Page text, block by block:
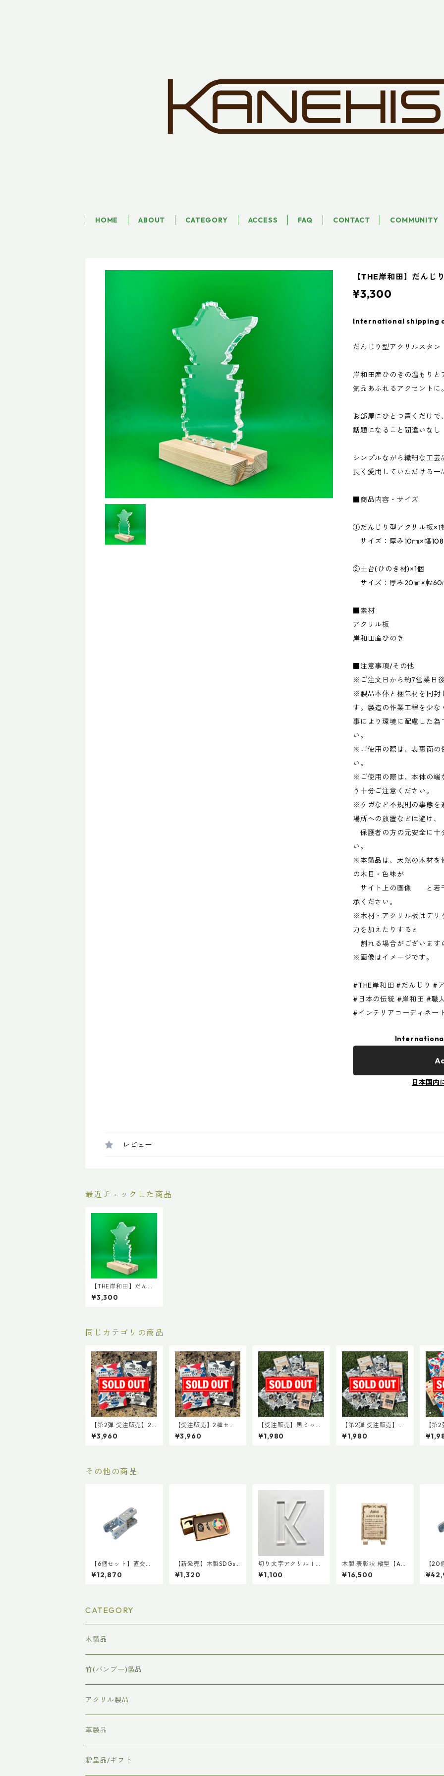
HOME ABOUT CATEGORY ACCESS FAQ CONTACT COMMUNITY
【THE岸和田】だんじ
¥3,300
International shipping
だんじり型アクリルスタン
岸和田産ひのきの温もりと
気品あふれるアクセントに
お部屋にひとつ置くだけで
話題になること間違いなし
シンプルながら繊細な工芸
長く愛用していただける一
■商品内容・サイズ
①だんじり型アクリル板×1
サイズ：厚み10㎜×幅
②土台(ひのき材)×1個
サイズ：厚み20㎜×幅60
■素材
アクリル板
岸和田産ひのき
■注意事項/その他
※ご注文日から約7営業日
※製品本体と梱包材を同封
す。製造の作業工程を少
事により環境に配慮した
い。
※ご使用の際は、表裏面の
い。
※ご使用の際は、本体の端
う十分ご注意ください。
※ケガなど不規則の事態を
場所への放置などは避け、
保護者の方の元安全に十
い。
※本製品は、天然の木材を
の木目・色味が
サイト上の画像 と若干
承ください。
※木材・アクリル板はデリ
力を加えたりすると
割れる場合がございます
※画像はイメージです。
#THE岸和田 #だんじり #
#日本の伝統 #岸和田 #職
#インテリアコーディネー
日本国内
レビュー
最近チェックした商品
【THE岸和田】だんじ
りアクリルスタンド
¥3,300
同じカテゴリの商品
【第2弾 受注販売】2
種セット ミャクミャク
木製バッチ & 黒ミャク
¥3,960
【受注販売】2種セッ
ト ミャクミャク木製バ
ッチ & 黒ミャクミャク
¥3,960
【受注販売】黒ミャク
ミャク木製バッチ（※
2026年4月下旬以降
¥1,980
【第2弾 受注販売】黒
ミャクミャク木製バッ
チ（※2026年6月下旬
¥1,980
【第
ャク
（
その他の商品
【6個セット】直交ク
ランプ / つな木
¥12,870
【新発売】木製SDGs
バッチ ハイブリッド
type
¥1,320
切り文字アクリルｌ大
文字アルファベット
¥1,100
木製 表彰状 縦型【A4
サイズ】
¥16,500
【20
クラ
CATEGORY
木製品
表彰状/感謝状
命名板
社章/バッチ
時計/置時計
竹(バンブー)製品
アクリル製品
革製品
贈呈品/ギフト